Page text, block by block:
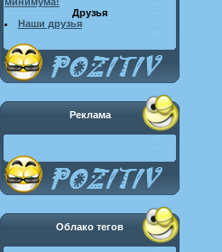
Друзья
Наши друзья
Реклама
Облако тегов